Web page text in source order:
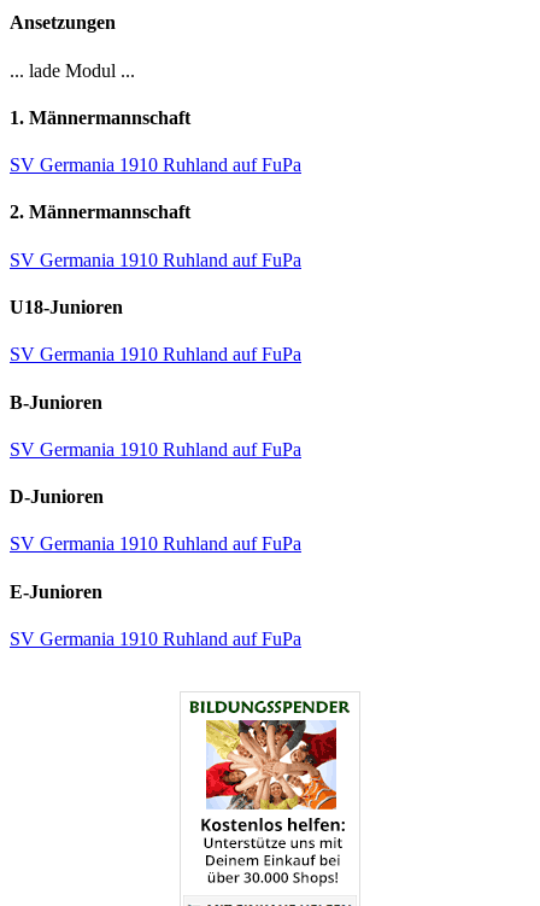
Ansetzungen
... lade Modul ...
1. Männermannschaft
SV Germania 1910 Ruhland auf FuPa
2. Männermannschaft
SV Germania 1910 Ruhland auf FuPa
U18-Junioren
SV Germania 1910 Ruhland auf FuPa
B-Junioren
SV Germania 1910 Ruhland auf FuPa
D-Junioren
SV Germania 1910 Ruhland auf FuPa
E-Junioren
SV Germania 1910 Ruhland auf FuPa